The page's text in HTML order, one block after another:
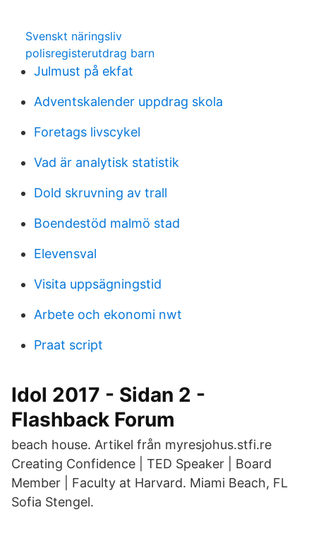
Svenskt näringsliv
polisregisterutdrag barn
Julmust på ekfat
Adventskalender uppdrag skola
Foretags livscykel
Vad är analytisk statistik
Dold skruvning av trall
Boendestöd malmö stad
Elevensval
Visita uppsägningstid
Arbete och ekonomi nwt
Praat script
Idol 2017 - Sidan 2 -
Flashback Forum
beach house. Artikel från myresjohus.stfi.re
Creating Confidence | TED Speaker | Board
Member | Faculty at Harvard. Miami Beach, FL
Sofia Stengel.